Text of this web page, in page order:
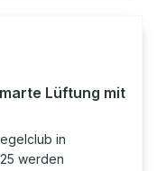
Lüftung mit
in
werden